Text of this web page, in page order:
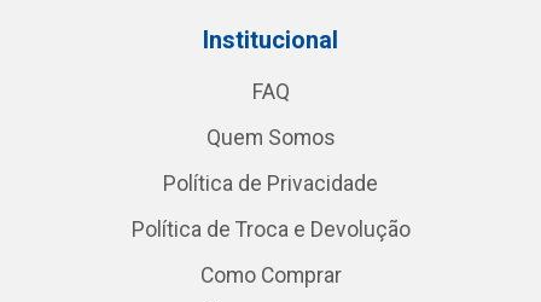
Institucional
FAQ
Quem Somos
Política de Privacidade
Política de Troca e Devolução
Como Comprar